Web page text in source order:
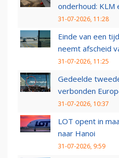
onderhoud: KLM
31-07-2026, 11:28
Einde van een
neemt afscheid
31-07-2026, 11:25
Gedeelde
verbonden
31-07-2026, 10:37
LOT opent in
naar Hanoi
31-07-2026, 9:59